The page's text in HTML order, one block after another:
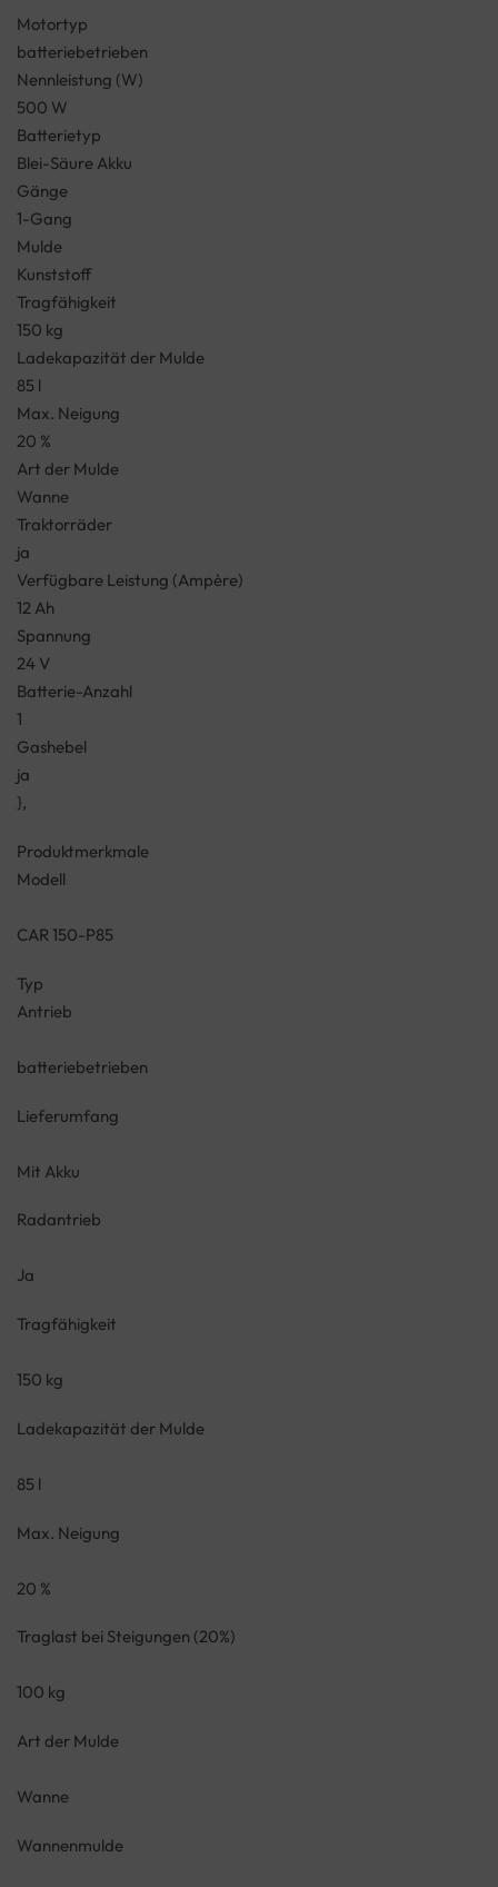
Motortyp
batteriebetrieben
Nennleistung (W)
500 W
Batterietyp
Blei-Säure Akku
Gänge
1-Gang
Mulde
Kunststoff
Tragfähigkeit
150 kg
Ladekapazität der Mulde
85 l
Max. Neigung
20 %
Art der Mulde
Wanne
Traktorräder
ja
Verfügbare Leistung (Ampère)
12 Ah
Spannung
24 V
Batterie-Anzahl
1
Gashebel
ja
},
Produktmerkmale
Modell
CAR 150-P85
Typ
Antrieb
batteriebetrieben
Lieferumfang
Mit Akku
Radantrieb
Ja
Tragfähigkeit
150 kg
Ladekapazität der Mulde
85 l
Max. Neigung
20 %
Traglast bei Steigungen (20%)
100 kg
Art der Mulde
Wanne
Wannenmulde